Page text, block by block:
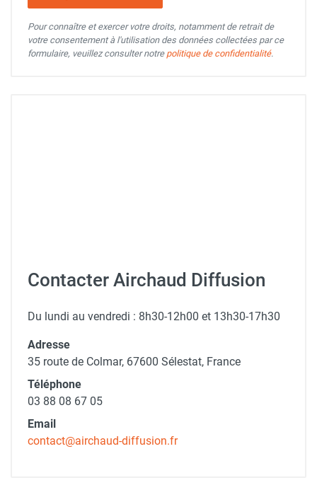
Pour connaître et exercer votre droits, notamment de retrait de
votre consentement à l'utilisation des données collectées par ce
formulaire, veuillez consulter notre politique de confidentialité.
Contacter Airchaud Diffusion
Du lundi au vendredi : 8h30-12h00 et 13h30-17h30
Adresse
35 route de Colmar, 67600 Sélestat, France
Téléphone
03 88 08 67 05
Email
contact@airchaud-diffusion.fr